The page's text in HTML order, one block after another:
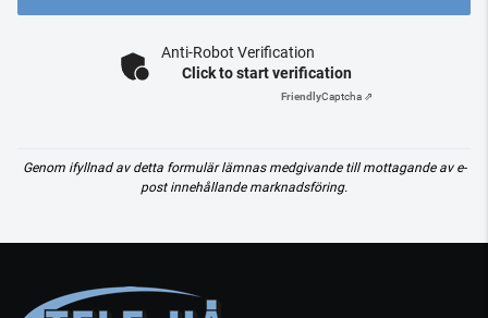
Anti-Robot Verification
Click to start verification
FriendlyCaptcha ⇗
Genom ifyllnad av detta formulär lämnas medgivande till mottagande av e-
post innehållande marknadsföring.